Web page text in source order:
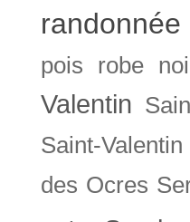
randonnée
pois
robe
Valentin
Saint-Valentin
des Ocres